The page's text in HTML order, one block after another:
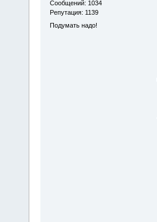
Сообщений: 1034
Репутация: 1139
Подумать надо!